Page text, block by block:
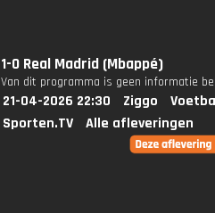
1-0 Real Madrid (Mbappé)
Van dit programma is geen informatie
21-04-2026 22:30 Ziggo
Sporten.TV
Alle afleveringen